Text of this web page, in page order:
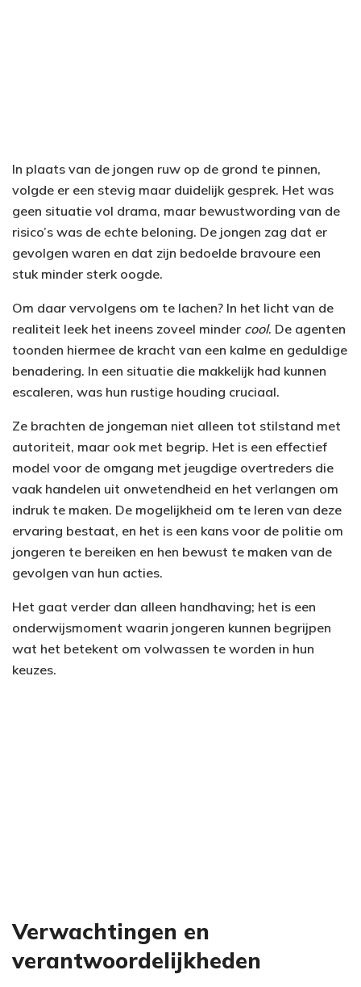
In plaats van de jongen ruw op de grond te pinnen,
volgde er een stevig maar duidelijk gesprek. Het was
geen situatie vol drama, maar bewustwording van de
risico’s was de echte beloning. De jongen zag dat er
gevolgen waren en dat zijn bedoelde bravoure een
stuk minder sterk oogde.
Om daar vervolgens om te lachen? In het licht van de
realiteit leek het ineens zoveel minder cool. De agenten
toonden hiermee de kracht van een kalme en geduldige
benadering. In een situatie die makkelijk had kunnen
escaleren, was hun rustige houding cruciaal.
Ze brachten de jongeman niet alleen tot stilstand met
autoriteit, maar ook met begrip. Het is een effectief
model voor de omgang met jeugdige overtreders die
vaak handelen uit onwetendheid en het verlangen om
indruk te maken. De mogelijkheid om te leren van deze
ervaring bestaat, en het is een kans voor de politie om
jongeren te bereiken en hen bewust te maken van de
gevolgen van hun acties.
Het gaat verder dan alleen handhaving; het is een
onderwijsmoment waarin jongeren kunnen begrijpen
wat het betekent om volwassen te worden in hun
keuzes.
Verwachtingen en
verantwoordelijkheden